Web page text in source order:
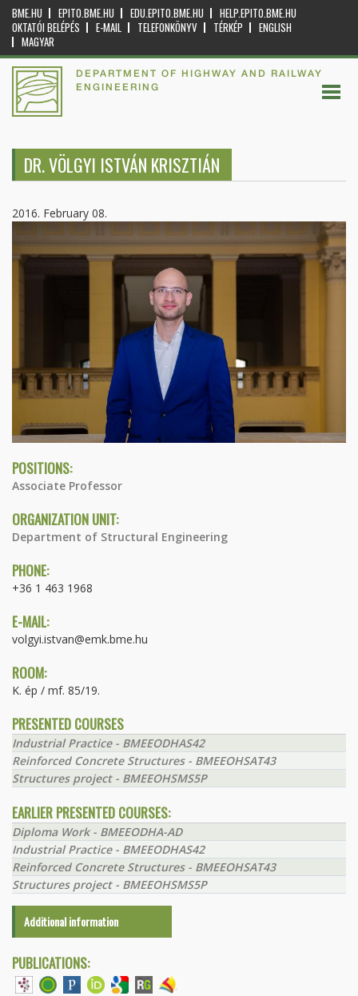
BME.HU EPITO.BME.HU EDU.EPITO.BME.HU
HELP.EPITO.BME.HU
OKTATÓI BELÉPÉS
E-MAIL TELEFONKÖNYV TÉRKÉP
ENGLISH
MAGYAR
DEPARTMENT OF HIGHWAY AND RAILWAY
ENGINEERING
DR. VÖLGYI ISTVÁN KRISZTIÁN
2016. February 08.
POSITIONS:
Associate Professor
ORGANIZATION UNIT:
Department of Structural Engineering
PHONE:
+36 1 463 1968
E-MAIL:
volgyi.istvan@emk.bme.hu
ROOM:
K. ép / mf. 85/19.
PRESENTED COURSES
Industrial Practice - BMEEODHAS42
Reinforced Concrete Structures - BMEEOHSAT43
Structures project - BMEEOHSMS5P
EARLIER PRESENTED COURSES:
Diploma Work - BMEEODHA-AD
Industrial Practice - BMEEODHAS42
Reinforced Concrete Structures - BMEEOHSAT43
Structures project - BMEEOHSMS5P
Additional information
PUBLICATIONS: